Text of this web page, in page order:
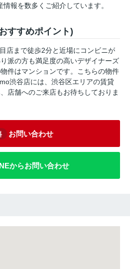
報を数多くご紹介しています。
すすめポイント)
店まで徒歩2分と近場にコンビニが
派の方も満足度の高いデザイナーズ
件はマンションです。こちらの物件
渋谷店には、渋谷区エリアの賃貸
店舗へのご来店もお待ちしておりま
お問い合わせ
からお問い合わせ